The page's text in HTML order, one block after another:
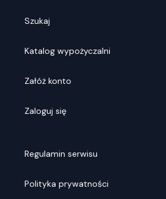
Szukaj
Katalog wypożyczalni
Załóż konto
Zaloguj się
Regulamin serwisu
Polityka prywatności